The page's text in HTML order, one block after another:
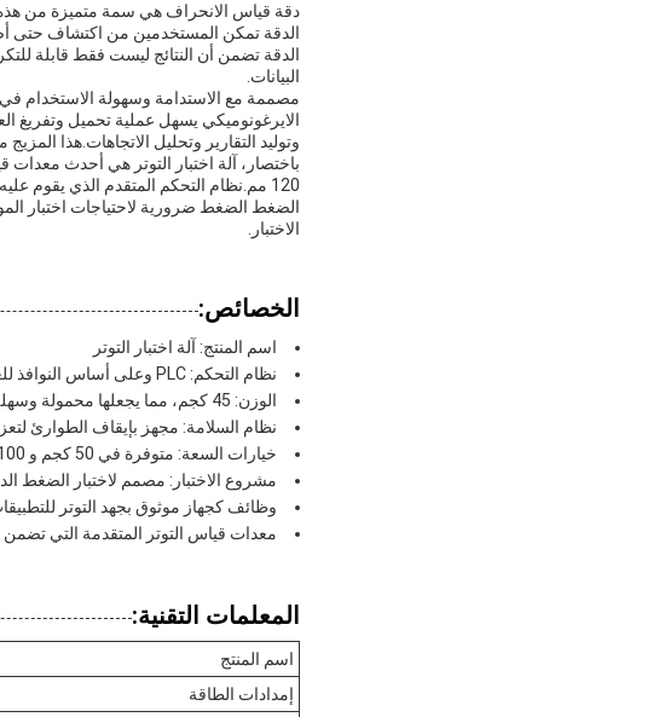
الدقة تمكن المستخدمين من اكتشاف حتى
الدقة تضمن أن النتائج ليست فقط قابلة
البيانات.
مصممة مع الاستدامة وسهولة الاستخدام في
الايرغونوميكي يسهل عملية تحميل وتفريغ
وتوليد التقارير وتحليل الاتجاهات.هذا
باختصار، آلة اختبار التوتر هي أحدث
الضغط الضغط ضرورية لاحتياجات اختبار
الاختبار.
الخصائص:
اسم المنتج: آلة اختبار التوتر
نظام التحكم: PLC وعلى أساس النوافذ للعمل الدقيق
الوزن: 45 كجم، مما يجعلها محمولة وسهلة التثبيت
نظام السلامة: مجهز بإيقاف الطوارئ
خيارات السعة: متوفرة في 50 كجم و 100 كجم و 200 كجم لتلبية احتياجات الاختبار المختلفة
مشروع الاختبار: مصمم لاختبار الضغط
وظائف كجهاز موثوق بجهد التوتر
معدات قياس التوتر المتقدمة التي تضمن
المعلمات التقنية:
اسم المنتج
إمدادات الطاقة